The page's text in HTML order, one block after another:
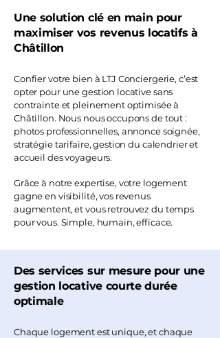
Une solution clé en main pour
maximiser vos revenus locatifs à
Châtillon
Confier votre bien à LTJ Conciergerie, c’est
opter pour une gestion locative sans
contrainte et pleinement optimisée à
Châtillon. Nous nous occupons de tout :
photos professionnelles, annonce soignée,
stratégie tarifaire, gestion du calendrier et
accueil des voyageurs.
Grâce à notre expertise, votre logement
gagne en visibilité, vos revenus
augmentent, et vous retrouvez du temps
pour vous. Simple, humain, efficace.
Des services sur mesure pour une
gestion locative courte durée
optimale
Chaque logement est unique, et chaque